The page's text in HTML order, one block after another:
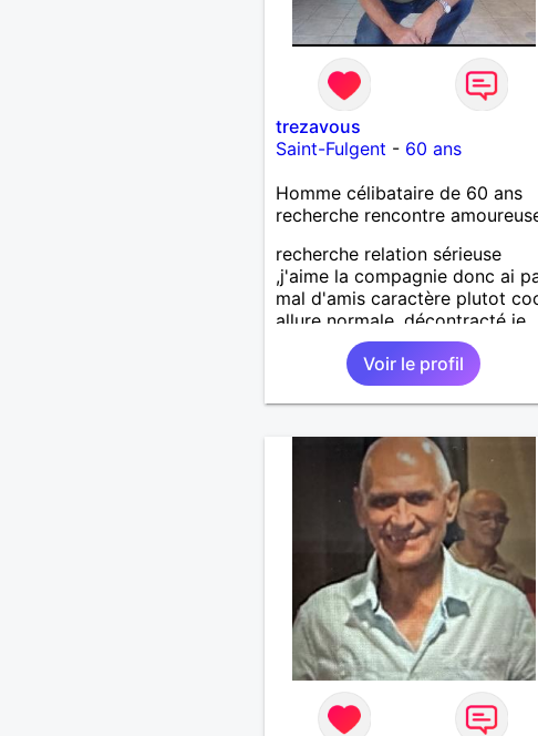
trezavous
Saint-Fulgent - 60 ans
Homme célibataire de 60 ans
recherche rencontre
recherche relation sérieuse
,j'aime la compagnie donc ai
mal d'amis caractère plutot
allure normale ,décontracté je
voudrais rencontrer une
personne aimant la nature
,bricolage ,quelqu'un de simple
et naturel à vos claviers
Voir le profil